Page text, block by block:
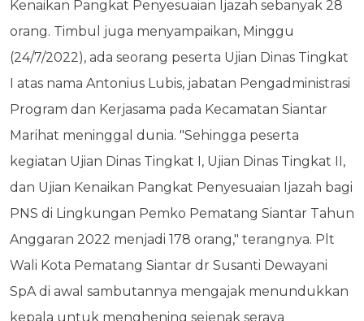
Kenaikan Pangkat Penyesuaian Ijazah sebanyak 28
orang. Timbul juga menyampaikan, Minggu
(24/7/2022), ada seorang peserta Ujian Dinas Tingkat
I atas nama Antonius Lubis, jabatan Pengadministrasi
Program dan Kerjasama pada Kecamatan Siantar
Marihat meninggal dunia. "Sehingga peserta
kegiatan Ujian Dinas Tingkat I, Ujian Dinas Tingkat II,
dan Ujian Kenaikan Pangkat Penyesuaian Ijazah bagi
PNS di Lingkungan Pemko Pematang Siantar Tahun
Anggaran 2022 menjadi 178 orang," terangnya. Plt
Wali Kota Pematang Siantar dr Susanti Dewayani
SpA di awal sambutannya mengajak menundukkan
kepala untuk menghening sejenak seraya